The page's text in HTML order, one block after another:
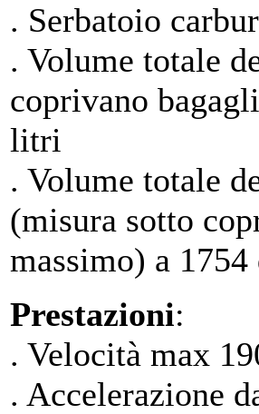
. Serbatoio
. Volume totale
coprivano
litri
. Volume totale
(misura sotto
massimo) a 1754
Prestazioni:
. Velocità max
. Accelerazione